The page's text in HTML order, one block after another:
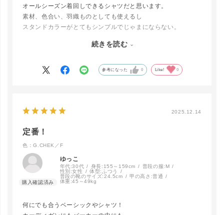
オールシーズン着回しできるシャツだと思います。
素材、色合い、羽織ものとしても使えるし
スタンドカラーがとてもシンプルでじゃまにならない。
お値段も中間でなんとなくホッとします。
こんなシャツなどをインナーに入れてみると気分転換にもなる
続きを読む
参考になった 0 Like! 0
2025.12.14
定番！
色：G.CHEK／F
ゆっこ
年代:30代 身長: 155～159cm 普段の服: M
性別:女性 体型: ふつう
普段の靴のサイズ:24.5cm 甲の高さ:普通
体重:45～49kg
何にでも合うベーシックやシャツ！